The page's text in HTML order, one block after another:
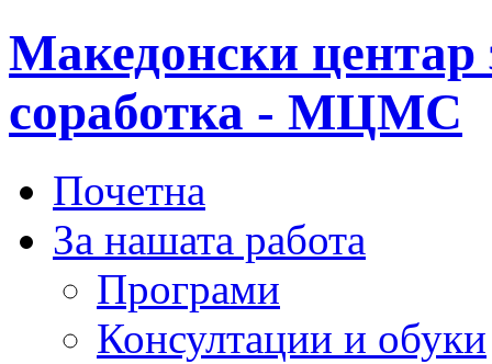
Македонски центар
соработка - МЦМС
Почетна
За нашата работа
Програми
Консултации и обуки